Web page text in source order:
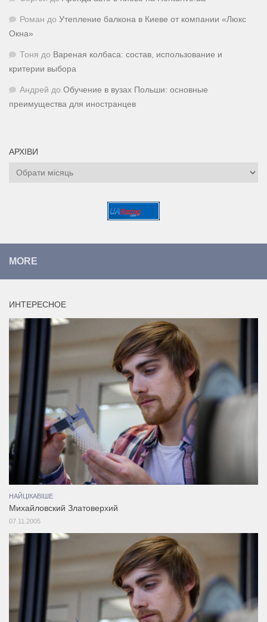
Роман до Утепление балкона в Киеве от компании «Люкс
Окна»
Тоня до Вареная колбаса: состав, использование и
критерии выбора
Андрей до Обучение в вузах Польши: основные
преимущества для иностранцев
АРХІВИ
Архіви
MORE
ИНТЕРЕСНОЕ
НАЙЦІКАВІШЕ
Михайловский Златоверхий
07.11.2005